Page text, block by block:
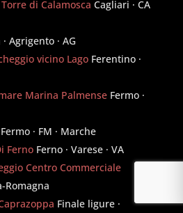
di Calamosca Cagliari · CA
· Agrigento · AG
vicino Lago Ferentino ·
Marina Palmense Fermo ·
Fermo · FM · Marche
Ferno Ferno · Varese · VA
Centro Commerciale
Romagna
Finale ligure ·